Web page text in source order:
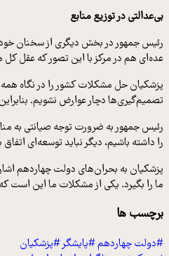
بی‌عدالتی در توزیع منابع
رئیس جمهور در بخش دیگری از سخنان خود
عده‌ای هم در مرکز با این تصور که عقل
پزشکیان حل مشکلات کشور را در نگاه
تصمیم‌گیری‌ها دچار عوارض نشویم.
را داشته باشیم، دیگر نباید توسعه‌ای
پزشکیان به بحران‌های دولت چهاردهم
ما را بگیرد. یکی از مشکلات ما این است
برچسب ها
#دولت چهاردهم#پایشگر#پزشکیان